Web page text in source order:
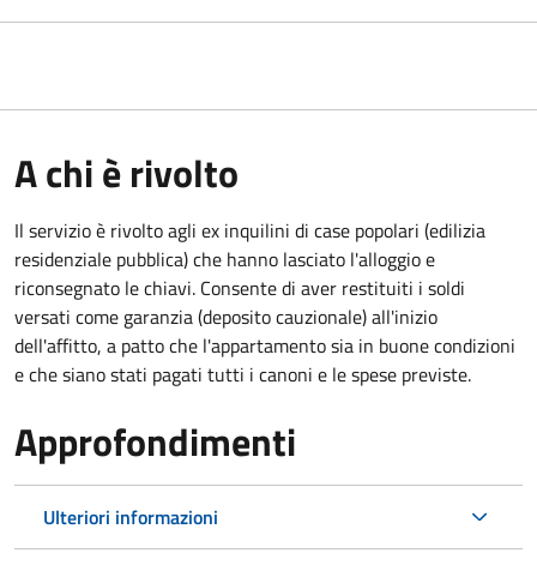
A chi è rivolto
Il servizio è rivolto agli ex inquilini di case popolari (edilizia
residenziale pubblica) che hanno lasciato l'alloggio e
riconsegnato le chiavi. Consente di aver restituiti i soldi
versati come garanzia (deposito cauzionale) all'inizio
dell'affitto, a patto che l'appartamento sia in buone condizioni
e che siano stati pagati tutti i canoni e le spese previste.
Approfondimenti
Ulteriori informazioni